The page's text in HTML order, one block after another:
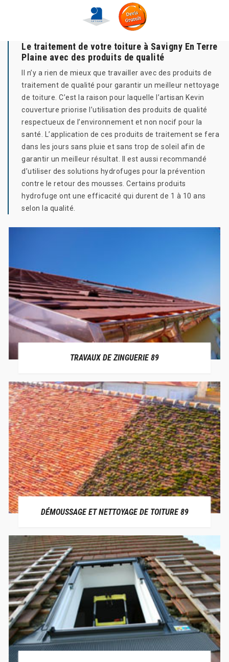
Le traitement de votre toiture à Savigny En Terre
Plaine avec des produits de qualité
Il n’y a rien de mieux que travailler avec des produits de
traitement de qualité pour garantir un meilleur nettoyage
de toiture. C’est la raison pour laquelle l’artisan Kevin
couverture priorise l’utilisation des produits de qualité
respectueux de l’environnement et non nocif pour la
santé. L’application de ces produits de traitement se fera
dans les jours sans pluie et sans trop de soleil afin de
garantir un meilleur résultat. Il est aussi recommandé
d’utiliser des solutions hydrofuges pour la prévention
contre le retour des mousses. Certains produits
hydrofuge ont une efficacité qui durent de 1 à 10 ans
selon la qualité.
TRAVAUX DE ZINGUERIE 89
DÉMOUSSAGE ET NETTOYAGE DE TOITURE 89